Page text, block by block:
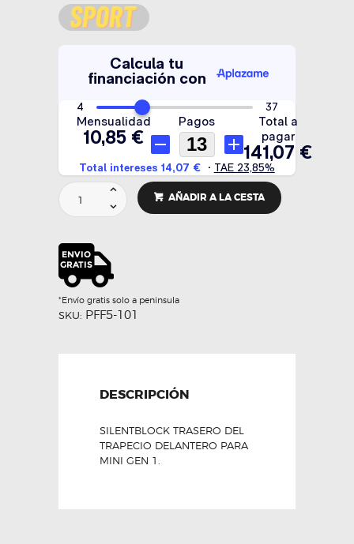
Silentblock
trasero
del
delantero
(pareja)
-
Powerflex
cantidad
AÑADIR A LA CESTA
*Envío gratis solo a peninsula
SKU: PFF5-101
DESCRIPCIÓN
SILENTBLOCK TRASERO DEL
TRAPECIO DELANTERO PARA
MINI GEN 1.